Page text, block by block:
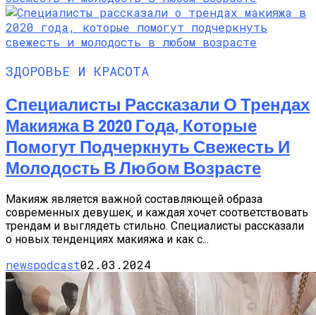
ЗДОРОВЬЕ И КРАСОТА
Специалисты Рассказали О Трендах
Макияжа В 2020 Года, Которые
Помогут Подчеркнуть Свежесть И
Молодость В Любом Возрасте
Макияж является важной составляющей образа
современных девушек, и каждая хочет соответствовать
трендам и выглядеть стильно. Специалисты рассказали
о новых тенденциях макияжа и как с...
newspodcast02.03.2024